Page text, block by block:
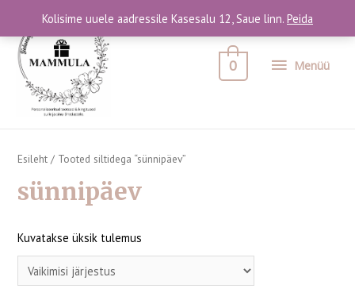
Kolisime uuele aadressile Kasesalu 12, Saue linn. Peida
Menüü
0
Esileht / Tooted siltidega “sünnipäev”
sünnipäev
Kuvatakse üksik tulemus